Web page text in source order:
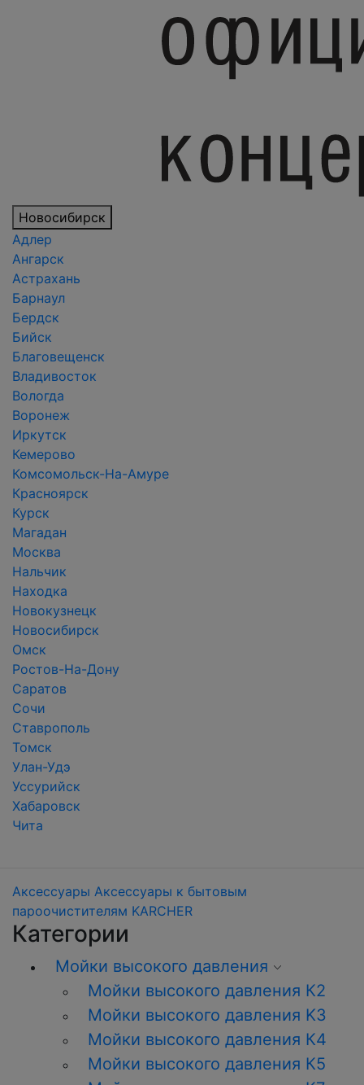
Новосибирск
Адлер
Ангарск
Астрахань
Барнаул
Бердск
Бийск
Благовещенск
Владивосток
Вологда
Воронеж
Иркутск
Кемерово
Комсомольск-На-Амуре
Красноярск
Курск
Магадан
Москва
Нальчик
Находка
Новокузнецк
Новосибирск
Омск
Ростов-На-Дону
Саратов
Сочи
Ставрополь
Томск
Улан-Удэ
Уссурийск
Хабаровск
Чита
Аксессуары Аксессуары к бытовым
пароочистителям KARCHER
Категории
Мойки высокого давления
Мойки высокого давления К2
Мойки высокого давления K3
Мойки высокого давления К4
Мойки высокого давления К5